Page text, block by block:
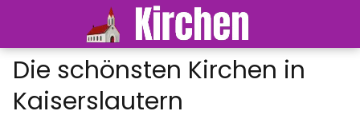
Die schönsten Kirchen in
Kaiserslautern